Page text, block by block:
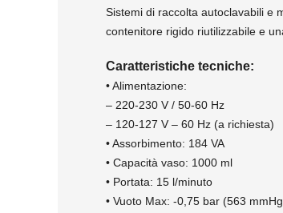
Sistemi di raccolta autoclavabili e
contenitore rigido riutilizzabile e
Caratteristiche tecniche:
• Alimentazione:
– 220-230 V / 50-60 Hz
– 120-127 V – 60 Hz (a richiesta)
• Assorbimento: 184 VA
• Capacità vaso: 1000 ml
• Portata: 15 l/minuto
• Vuoto Max: -0,75 bar (563